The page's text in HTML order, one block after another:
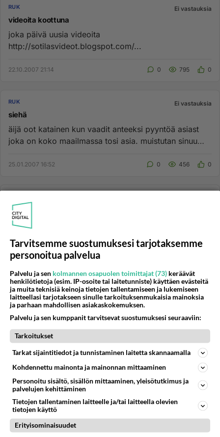
RUK Ei vastauksia
videoita koottuna
joka päivä uusia videoita
http://sotilasvideot.blogspot.com/...
22.10.2007 21:14 0 795 0
RUK Ei vastauksia
siehä
äijä oot katainen kun vaadit anteeksi pyyntöä asiast
joka on koko maailmassa tosi asia. muistutan sinuu
25.01.2007 16:52 0 456 0
" nyt kyllä
joohan, minua puolustamaaN -.KOSKA PIISAMI ON
MINKKI HATTUA. ja senverran j...
22.01.2007 08:28
RUK Ei vastauksia
RUK:n kurssi 158 "Veriperseet"
Taisi olla Suomen viimeinen RUK-kurssi, jossa tuleville
upseereille tehtiin anaalitarkastus! Sen jälkeenhän se
on tehty ...
22.12.2006 13:09 0 1754
RUK Ei vastauksia
Pommiuhka
tyhjensi RUK:n. Isänmaan toivot ulkoharjoituksiin....
Tarvitsemme suostumuksesi tarjotaksemme
personoitua palvelua
Palvelu ja sen kolmannen osapuolen toimittajat (73) keräävät
henkilötietoja (esim. IP-osoite tai laitetunniste) käyttäen evästeitä
ja muita teknisiä keinoja tietojen tallentamiseen ja lukemiseen
laitteellasi tarjotakseen sinulle tarkoituksenmukaisia mainoksia
ja parhaan mahdollisen asiakaskokemuksen.
Palvelu ja sen kumppanit tarvitsevat suostumuksesi seuraaviin:
Tarkoitukset
Tarkat sijaintitiedot ja tunnistaminen laitetta skannaamalla
Kohdennettu mainonta ja mainonnan mittaaminen
Personoitu sisältö, sisällön mittaaminen, yleisötutkimus ja
palvelujen kehittäminen
Tietojen tallentaminen laitteelle ja/tai laitteella olevien
tietojen käyttö
Erityisominaisuudet